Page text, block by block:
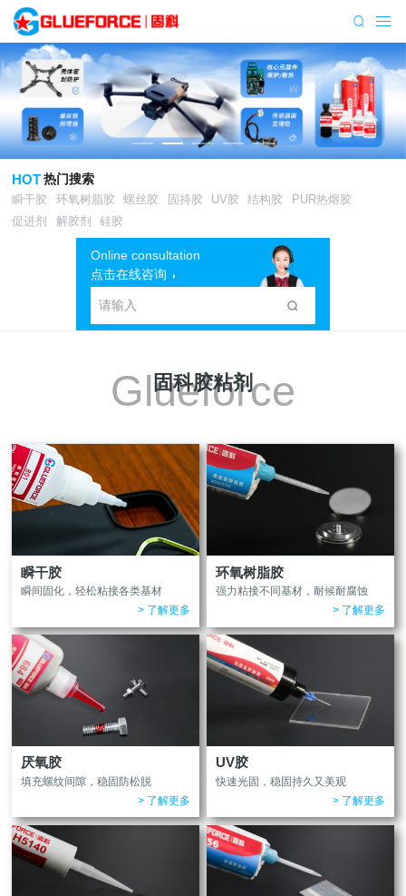
HOT热门搜索
瞬干胶 环氧树脂胶 螺丝胶 固持胶 UV胶 结构胶
PUR热熔胶
促进剂
解胶剂 硅胶
Online consultation
点击在线咨询
Glueforce
固科胶粘剂
瞬干胶
瞬间固化，轻松粘接各类基材
> 了解更多
环氧树脂胶
强力粘接不同基材，耐候耐腐蚀
> 了解更多
厌氧胶
填充螺纹间隙，稳固防松脱
> 了解更多
UV胶
快速光固，稳固持久又美观
> 了解更多